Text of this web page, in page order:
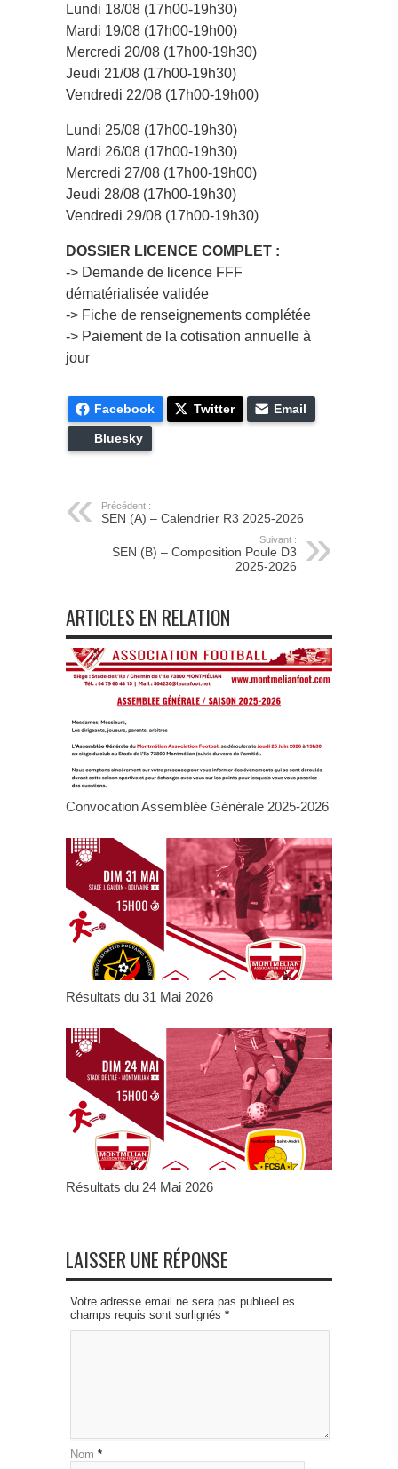
Lundi 18/08 (17h00-19h30)
Mardi 19/08 (17h00-19h00)
Mercredi 20/08 (17h00-19h30)
Jeudi 21/08 (17h00-19h30)
Vendredi 22/08 (17h00-19h00)
Lundi 25/08 (17h00-19h30)
Mardi 26/08 (17h00-19h30)
Mercredi 27/08 (17h00-19h00)
Jeudi 28/08 (17h00-19h30)
Vendredi 29/08 (17h00-19h30)
DOSSIER LICENCE COMPLET :
-> Demande de licence FFF
dématérialisée validée
-> Fiche de renseignements complétée
-> Paiement de la cotisation annuelle à
jour
Facebook Twitter Email
Bluesky
Précédent :
SEN (A) – Calendrier R3 2025-2026
Suivant :
SEN (B) – Composition Poule D3
2025-2026
ARTICLES EN RELATION
Convocation Assemblée Générale 2025-2026
Résultats du 31 Mai 2026
Résultats du 24 Mai 2026
LAISSER UNE RÉPONSE
Votre adresse email ne sera pas publiéeLes
champs requis sont surlignés *
Nom *